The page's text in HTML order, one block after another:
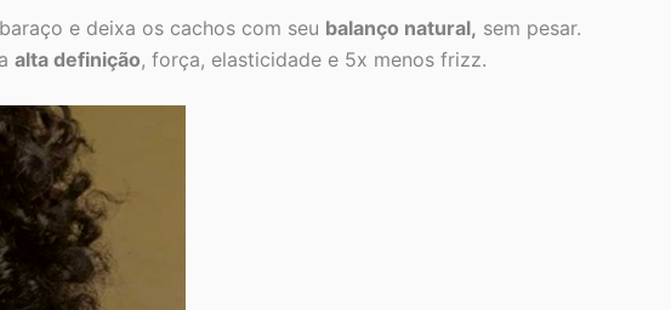
e deixa os cachos com seu balanço natural, sem pesar.
alta definição, força, elasticidade e 5x menos frizz.